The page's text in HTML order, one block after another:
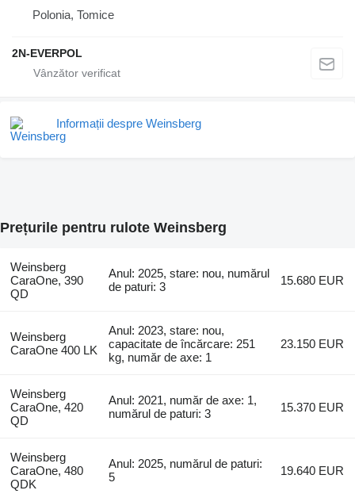
Polonia, Tomice
2N-EVERPOL
Informații despre Weinsberg
Prețurile pentru rulote Weinsberg
Weinsberg
CaraOne, 390
QD
Anul: 2025, stare: nou, numărul
de paturi: 3
15.680 EUR
Weinsberg
CaraOne 400 LK
Anul: 2023, stare: nou,
capacitate de încărcare: 251
kg, număr de axe: 1
23.150 EUR
Weinsberg
CaraOne, 420
QD
Anul: 2021, număr de axe: 1,
numărul de paturi: 3
15.370 EUR
Weinsberg
CaraOne, 480
QDK
Anul: 2025, numărul de paturi:
5
19.640 EUR